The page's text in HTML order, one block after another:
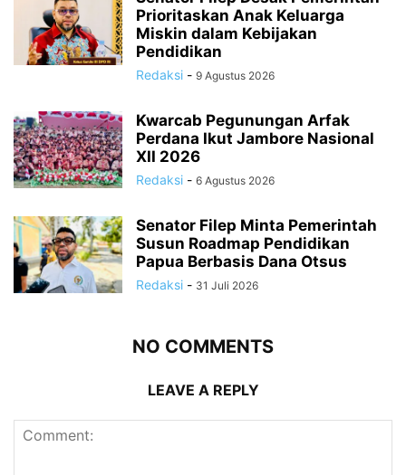
Prioritaskan Anak Keluarga
Miskin dalam Kebijakan
Pendidikan
Redaksi - 9 Agustus 2026
Kwarcab Pegunungan Arfak
Perdana Ikut Jambore Nasional
XII 2026
Redaksi - 6 Agustus 2026
Senator Filep Minta Pemerintah
Susun Roadmap Pendidikan
Papua Berbasis Dana Otsus
Redaksi - 31 Juli 2026
NO COMMENTS
LEAVE A REPLY